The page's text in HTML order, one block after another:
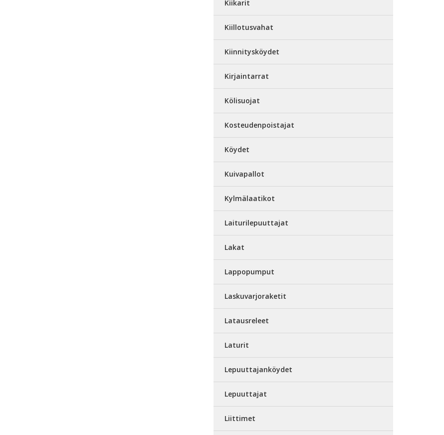
Kiikarit
Kiillotusvahat
Kiinnitysköydet
Kirjaintarrat
Kölisuojat
Kosteudenpoistajat
Köydet
Kuivapallot
Kylmälaatikot
Laiturilepuuttajat
Lakat
Lappopumput
Laskuvarjoraketit
Latausreleet
Laturit
Lepuuttajanköydet
Lepuuttajat
Liittimet